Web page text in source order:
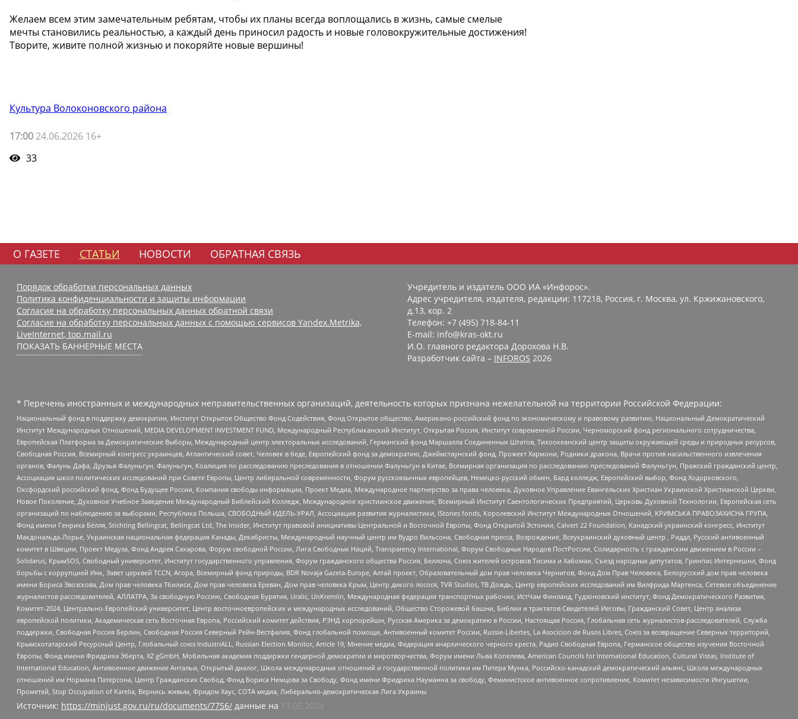
Желаем всем этим замечательным ребятам, чтобы их планы всегда воплощались в жизнь, самые смелые
мечты становились реальностью, а каждый день приносил радость и новые головокружительные достижения!
Творите, живите полной жизнью и покоряйте новые вершины!
Культура Волоконовского района
17:00 24.06.2026 16+
33
О ГАЗЕТЕ СТАТЬИ НОВОСТИ ОБРАТНАЯ СВЯЗЬ
Порядок обработки персональных данных
Политика конфиденциальности и защиты информации
Согласие на обработку персональных данных обратной связи
Согласие на обработку персональных данных с помощью сервисов Yandex.Metrika,
LiveInternet, top.mail.ru
ПОКАЗАТЬ БАННЕРНЫЕ МЕСТА
Учредитель и издатель ООО ИА «Инфорос».
Адрес учредителя, издателя, редакции: 117218, Россия, г. Москва, ул. Кржижановского,
д.13, кор. 2
Телефон: +7 (495) 718-84-11
E-mail: info@kras-okt.ru
И.О. главного редактора Дорохова Н.В.
Разработчик сайта – INFOROS 2026
* Перечень иностранных и международных неправительственных организаций, деятельность которых признана нежелательной на территории Российской Федерации:
Национальный фонд в поддержку демократии, Институт Открытое Общество Фонд Содействия, Фонд Открытое общество, Американо-российский фонд по экономическому и правовому развитию, Национальный Демократический
Институт Международных Отношений, MEDIA DEVELOPMENT INVESTMENT FUND, Международный Республиканский Институт, Открытая Россия, Институт современной России, Черноморский фонд регионального сотрудничества,
Европейская Платформа за Демократические Выборы, Международный центр электоральных исследований, Германский фонд Маршалла Соединенных Штатов, Тихоокеанский центр защиты окружающей среды и природных ресурсов,
Свободная Россия, Всемирный конгресс украинцев, Атлантический совет, Человек в беде, Европейский фонд за демократию, Джеймстаунский фонд, Прожект Хармони, Родники дракона, Врачи против насильственного извлечения
органов, Фалунь Дафа, Друзья Фалуньгун, Фалуньгун, Коалиция по расследованию преследования в отношении Фалуньгун в Китае, Всемирная организация по расследованию преследований Фалуньгун, Пражский гражданский центр,
Ассоциация школ политических исследований при Совете Европы, Центр либеральной современности, Форум русскоязычных европейцев, Немецко-русский обмен, Бард колледж, Европейский выбор, Фонд Ходорковского,
Оксфордский российский фонд, Фонд Будущее России, Компания свободы информации, Проект Медиа, Международное партнерство за права человека, Духовное Управление Евангельских Христиан Украинской Христианской Церкви,
Новое Поколение, Духовное Учебное Заведение Международный Библейский Колледж, Международное христианское движение, Всемирный Институт Саентологических Предприятий, Церковь Духовной Технологии, Европейская сеть
организаций по наблюдению за выборами, Республика Польша, СВОБОДНЫЙ ИДЕЛЬ-УРАЛ, Ассоциация развития журналистики, IStories fonds, Королевский Институт Международных Отношений, КРИМСЬКА ПРАВОЗАХИСНА ГРУПА,
Фонд имени Генриха Бёлля, Stichting Bellingcat, Bellingcat Ltd, The Insider, Институт правовой инициативы Центральной и Восточной Европы, Фонд Открытой Эстонии, Calvert 22 Foundation, Канадский украинский конгресс, Институт
Макдональда-Лорье, Украинская национальная федерация Канады, Декабристы, Международный научный центр им Вудро Вильсона, Свободная пресса, Возрождение, Всеукраинский духовный центр , Риддл, Русский антивоенный
комитет в Швеции, Проект Медуза, Фонд Андрея Сахарова, Форум свободной России, Лига Свободных Наций, Transparеncy International, Форум Свободных Народов ПостРоссии, Солидарность с гражданским движением в России –
Solidarus, КрымSOS, Свободный университет, Институт государственного управления, Форум гражданского общества Россия, Беллона, Союз жителей островов Тисима и Хабомаи, Съезд народных депутатов, Гринпис Интернешнл, Фонд
борьбы с коррупцией Инк, Завет церквей TCCN, Агора, Всемирный фонд природы, BDR Novaja Gazeta-Europe, Алтай проект, Образовательный дом прав человека Чернигов, Фонд Дом Прав Человека, Белорусский дом прав человека
имени Бориса Звозскова, Дом прав человека Тбилиси, Дом прав человека Ереван, Дом прав человека Крым, Центр дикого лосося, TVR Studios, ТВ Дождь, Центр европейских исследований им Вилфрида Мартенса, Сетевое объединение
журналистов расследователей, АЛЛАТРА, За свободную Россию, Свободная Бурятия, Uralic, UnKremlin, Международная федерация транспортных рабочих, ИстЧам Финланд, Гудзоновский институт, Фонд Демократического Развития,
Комитет-2024, Центрально-Европейский университет, Центр восточноевропейских и международных исследований, Общество Сторожевой башни, Библии и трактатов Свидетелей Иеговы, Гражданский Совет, Центр анализа
европейской политики, Академическая сеть Восточная Европа, Российский комитет действия, РЭНД корпорейшн, Русская Америка за демократию в России, Настоящая Россия, Глобальная сеть журналистов-расследователей, Служба
поддержки, Свободная Россия Берлин, Свободная Россия Северный Рейн-Вестфалия, Фонд глобальной помощи, Антивоенный комитет России, Russie-Libertes, La Asocicion de Rusos Libres, Союз за возвращение Северных территорий,
Крымскотатарский Ресурсный Центр, Глобальный союз IndustriALL, Russian Election Monitor, Article 19, Мнение медиа, Федерация анархического черного креста, Радио Свободная Европа, Германское общество изучения Восточной
Европы, Фонд имени Фридриха Эберта, XZ gGmbH, Мобильная академия поддержки гендерной демократии и миротворчества, Форум имени Льва Копелева, American Councils for International Education, Cultural Vistas, Institute of
International Education, Антивоенное движение Антальи, Открытый диалог, Школа международных отношений и государственной политики им Питера Мунка, Российско-канадский демократический альянс, Школа международных
отношений им Нормана Патерсона, Центр Гражданских Свобод, Фонд Бориса Немцова за Свободу, Фонд имени Фридриха Науманна за свободу, Феминистское антивоенное сопротивление, Комитет независимости Ингушетии,
Прометей, Stop Occupation of Karelia, Вернись живым, Фридом Хаус, СОТА медиа, Либерально-демократическая Лига Украины
Источник: https://minjust.gov.ru/ru/documents/7756/ данные на
13.05.2024